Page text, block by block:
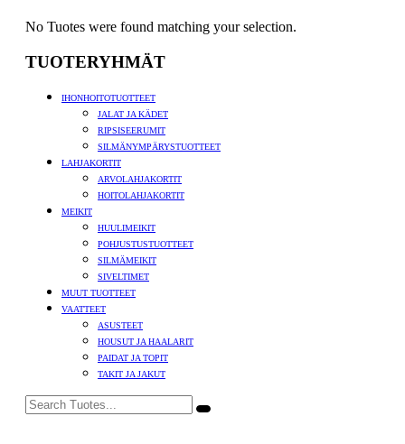
No Tuotes were found matching your selection.
TUOTERYHMÄT
IHONHOITOTUOTTEET
JALAT JA KÄDET
RIPSISEERUMIT
SILMÄNYMPÄRYSTUOTTEET
LAHJAKORTIT
ARVOLAHJAKORTIT
HOITOLAHJAKORTIT
MEIKIT
HUULIMEIKIT
POHJUSTUSTUOTTEET
SILMÄMEIKIT
SIVELTIMET
MUUT TUOTTEET
VAATTEET
ASUSTEET
HOUSUT JA HAALARIT
PAIDAT JA TOPIT
TAKIT JA JAKUT